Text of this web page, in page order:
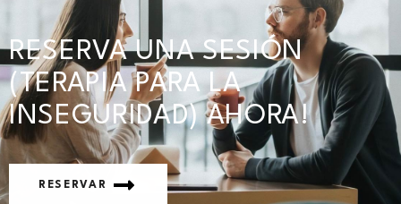
RESERVA UNA SESIÓN
(TERAPIA PARA LA
INSEGURIDAD) AHORA!
RESERVAR